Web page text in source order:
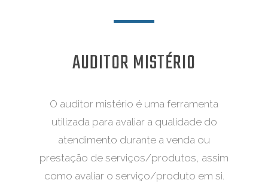
AUDITOR MISTÉRIO
O auditor mistério é uma ferramenta
utilizada para avaliar a qualidade do
atendimento durante a venda ou
prestação de serviços/produtos, assim
como avaliar o serviço/produto em si.